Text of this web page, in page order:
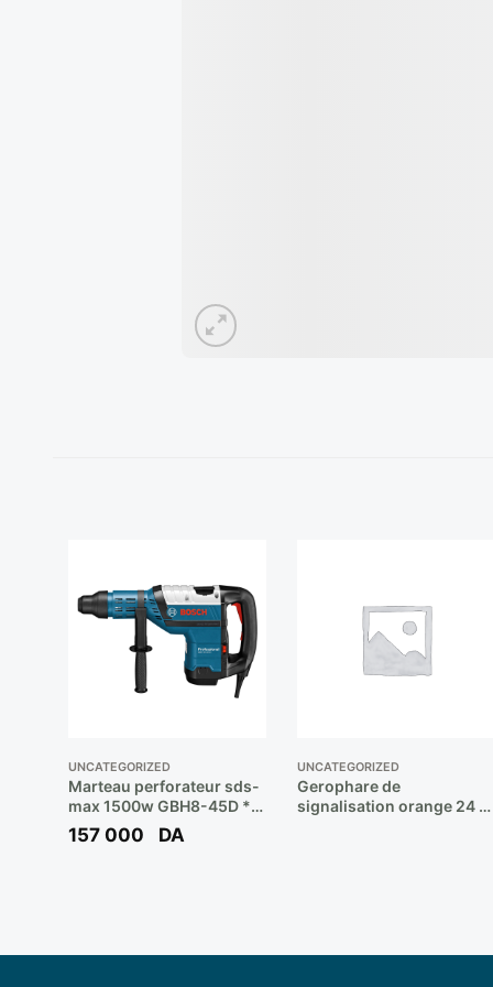
UNCATEGORIZED
Marteau perforateur sds-
max 1500w GBH8-45D **
BOSCH
157 000 DA
UNCATEGORIZED
Gerophare de
signalisation orange 24 V